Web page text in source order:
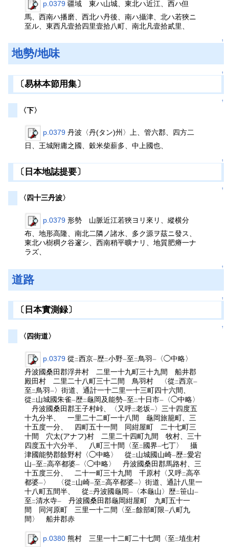
p.0379 疆域 東ハ山城、東北ハ近江、西ハ但
馬、西南ハ播磨、西北ハ丹後、南ハ攝津、北ハ若狹ニ
至ル、東西凡壹拾四里壹拾八町、南北凡壹拾貳里、
↑
地勢/地味
↑
〔易林本節用集〕
↑
〈下〉
p.0379 丹波〈丹(タン)州〉上、管六郡、四方二
日、王城附庸之國、穀米柴薪多、中上國也、
↑
〔日本地誌提要〕
↑
〈四十三丹波〉
p.0379 形勢 山脈近江若狹ヨリ來リ、縱横分
布、地形高隆、南北二隣ノ諸水、多ク源ヲ茲ニ發ス、
東北ハ樹稠ク谷邃シ、西南稍平曠ナリ、地質肥瘠一ナ
ラズ、
↑
道路
↑
〔日本實測録〕
↑
〈四街道〉
p.0379 從 二西京一歴二小野一至 二 鳥羽一
〈◯中略〉
丹波國桑田郡浮井村 二里一十九町三十九間 船井郡
殿田村 二里二十八町三十二間 鳥羽村 〈從二西京一
至二鳥羽一 〉街道、通計一十二里一十三町四十六間、
從二山城國朱雀一歴二龜岡及能勢一至二十日市一
〈◯中略〉
丹波國桑田郡王子村峠、〈又呼二老坂一 〉三十四度五
十九分半、 一里二十二町一十八間 龜岡旅籠町、三
十五度一分、 四町五十一間 同紺屋町 二十七町三
十間 穴太(アナフ)村 二里二十四町九間 牧村、三十
四度五十六分半、 八町三十間〈至二國界一七丁〉 攝
津國能勢郡餘野村〈◯中略〉 從二山城國山崎一歴二愛宕
山一至二高卒都婆一
〈◯中略〉 丹波國桑田郡馬路村、三
十五度三分、 二十一町三十九間 千原村〈又呼二高卒
都婆一 〉 〈從二山崎一至二高卒都婆一 〉街道、通計八里一
十八町五間半、 從二丹波國龜岡一 〈本龜山〉歴二笹山一
至二清水寺一
丹波國桑田郡龜岡紺屋町 九町五十一
間 同河原町 三里一十二間〈至二餘部町限一 八町九
間〉 船井郡赤
p.0380 熊村 三里一十二町二十七間〈至二埴生村